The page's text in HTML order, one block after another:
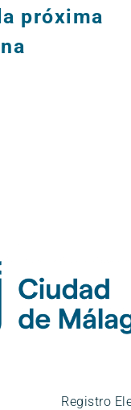
próxima
Registro